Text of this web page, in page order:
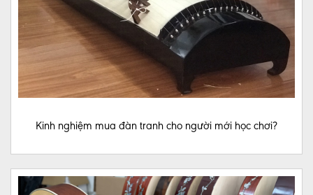
Kinh nghiệm mua đàn tranh cho người mới học chơi?